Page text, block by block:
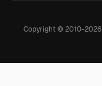
Copyright © 2010-2026